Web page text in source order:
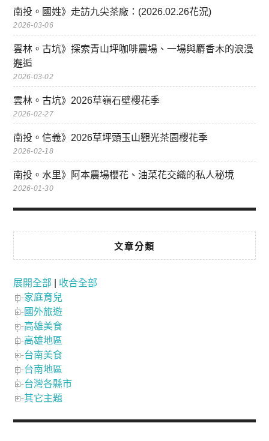
南投。國姓》走訪九尖茶廠：(2026.02.26花況)
2026-03-06
雲林。古坑》探索青山坪咖啡農場、一場與麝香木的浪漫
邂逅
2026-03-02
雲林。古坑》2026草嶺石壁櫻花季
2026-02-27
南投。信義》2026草坪頭玉山觀光茶園櫻花季
2026-02-18
南投。水里》阿本農場櫻花、油菜花交織的私人秘境
2026-01-30
文章分類
展開全部
收合全部
家庭育兒
國外旅遊
高雄美食
高雄地區
台南美食
台南地區
台灣各縣市
其它主題